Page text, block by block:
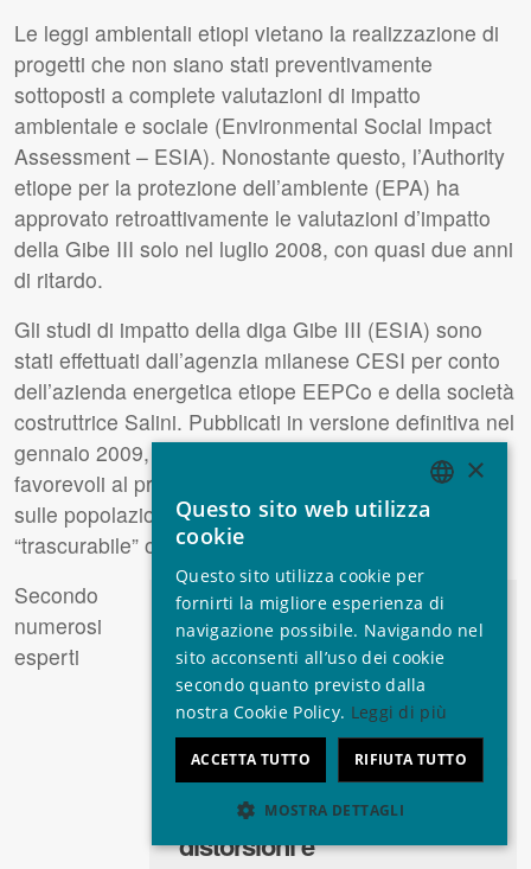
Le leggi ambientali etiopi vietano la realizzazione di
progetti che non siano stati preventivamente
sottoposti a complete valutazioni di impatto
ambientale e sociale (Environmental Social Impact
Assessment – ESIA). Nonostante questo, l’Authority
etiope per la protezione dell’ambiente (EPA) ha
approvato retroattivamente le valutazioni d’impatto
della Gibe III solo nel luglio 2008, con quasi due anni
di ritardo.
Gli studi di impatto della diga Gibe III (ESIA) sono
stati effettuati dall’agenzia milanese CESI per conto
dell’azienda energetica etiope EEPCo e della società
costruttrice Salini. Pubblicati in versione definitiva nel
gennaio 2009, i suoi risultati sono saldamente
favorevoli al progetto, il cui impatto sull’ambiente e
sulle popolazioni interessate viene valutato come
“trascurabile” o addirittura “positivo”.
Le analisi [delCESI] si
basano su una serie di
false premesse e sono
ulteriormente
compromesse da
massicce omissioni,
distorsioni e
Secondo
numerosi
esperti
ENGLISH
SPANISH
FRENCH
ITALIAN
PORTUGUESE
×
Questo sito web utilizza
cookie
Questo sito utilizza cookie per
fornirti la migliore esperienza di
navigazione possibile. Navigando nel
sito acconsenti all’uso dei cookie
secondo quanto previsto dalla
nostra Cookie Policy. Leggi di più
ACCETTA TUTTO RIFIUTA TUTTO
MOSTRA DETTAGLI